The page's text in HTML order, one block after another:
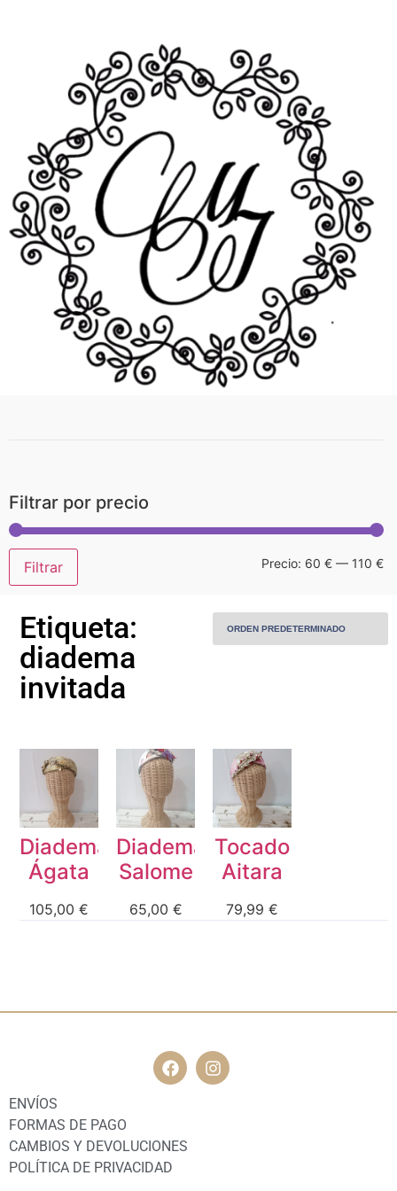
Home
Sobre Mí
Piezas personalizadas
Alquiler
Contacto
F.A.Q
Filtrar por precio
Filtrar Precio: 60 € — 110 €
Etiqueta:
diadema
invitada
Diadema
Ágata
105,00 €
Diadema
Salome
65,00 €
Tocado
Aitara
79,99 €
ENVÍOS
FORMAS DE PAGO
CAMBIOS Y DEVOLUCIONES
POLÍTICA DE PRIVACIDAD